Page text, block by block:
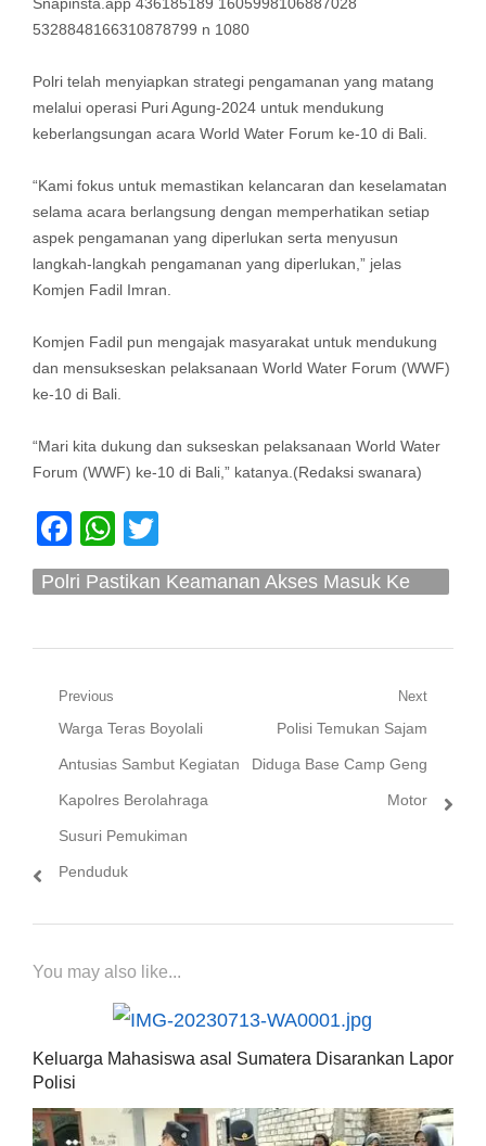
5328848166310878799 n 1080
Polri telah menyiapkan strategi pengamanan yang matang
melalui operasi Puri Agung-2024 untuk mendukung
keberlangsungan acara World Water Forum ke-10 di Bali.
“Kami fokus untuk memastikan kelancaran dan keselamatan
selama acara berlangsung dengan memperhatikan setiap
aspek pengamanan yang diperlukan serta menyusun
langkah-langkah pengamanan yang diperlukan,” jelas
Komjen Fadil Imran.
Komjen Fadil pun mengajak masyarakat untuk mendukung
dan mensukseskan pelaksanaan World Water Forum (WWF)
ke-10 di Bali.
“Mari kita dukung dan sukseskan pelaksanaan World Water
Forum (WWF) ke-10 di Bali,” katanya.(Redaksi swanara)
Facebook
WhatsApp
Twitter
Polri Pastikan Keamanan Akses Masuk Ke
Navigasi
pos
Previous
Previous
post:
Warga Teras Boyolali
Antusias Sambut Kegiatan
Kapolres Berolahraga
Susuri Pemukiman
Penduduk
Next
Next
post:
Polisi Temukan Sajam
Diduga Base Camp Geng
Motor
You may also like...
Keluarga Mahasiswa asal Sumatera Disarankan Lapor
Polisi